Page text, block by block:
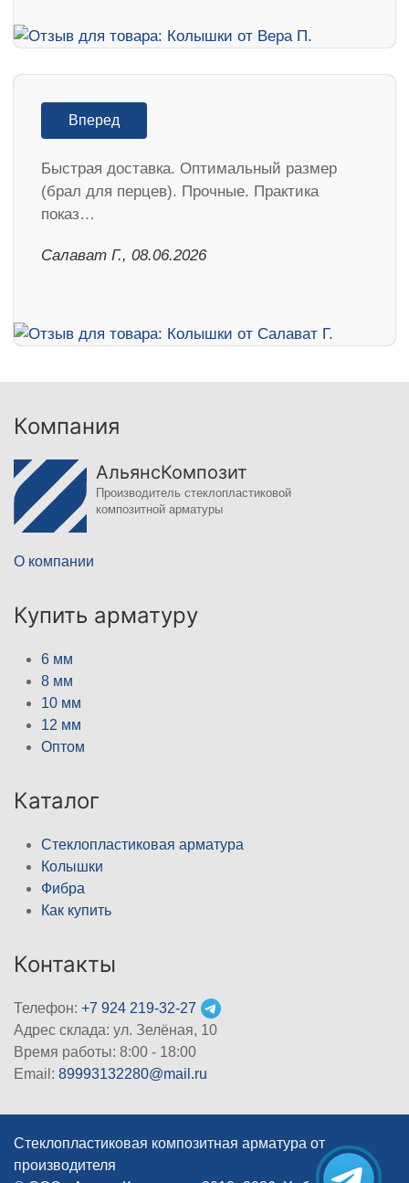
Вперед
Быстрая доставка. Оптимальный размер
(брал для перцев). Прочные. Практика
показ…
Салават Г., 08.06.2026
Компания
АльянсКомпозит
Производитель стеклопластиковой
композитной арматуры
О компании
Купить арматуру
6 мм
8 мм
10 мм
12 мм
Оптом
Каталог
Стеклопластиковая арматура
Колышки
Фибра
Как купить
Контакты
Телефон: +7 924 219-32-27
Адрес склада: ул. Зелёная, 10
Время работы: 8:00 - 18:00
Email: 89993132280@mail.ru
Стеклопластиковая композитная арматура от
производителя